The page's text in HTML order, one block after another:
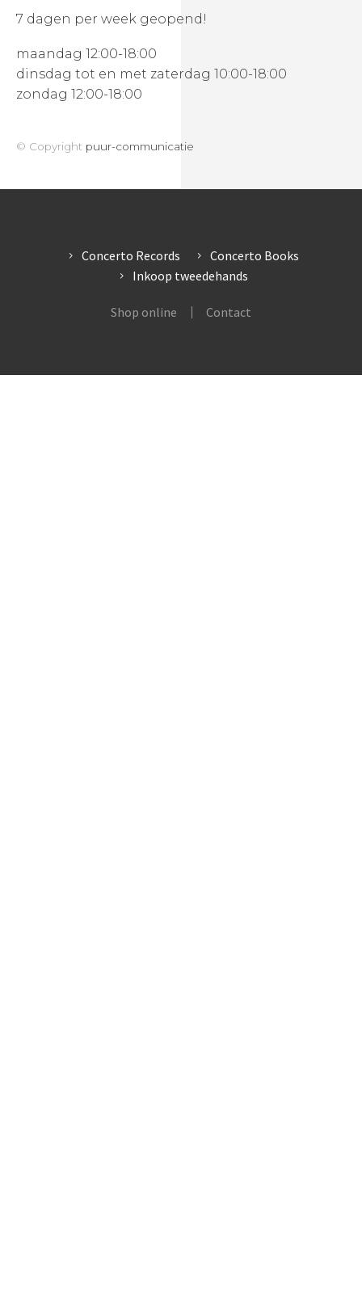
7 dagen per week geopend!
maandag 12:00-18:00
dinsdag tot en met zaterdag 10:00-18:00
zondag 12:00-18:00
© Copyright puur-communicatie
Concerto Records
Concerto Books
Inkoop tweedehands
Shop online Contact